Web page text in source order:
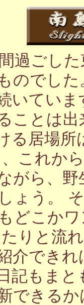
過ごし
のでし
いてい
ことは
る居場
これか
がら、
ょう。
どこか
りと流
介でき
記もま
できる